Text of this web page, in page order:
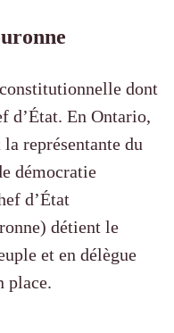
dont
d’État. En Ontario,
représentante du
démocratie
d’État
détient le
et en délègue
place.